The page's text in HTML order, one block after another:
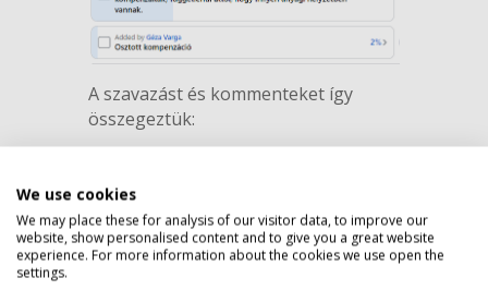
A szavazást és kommenteket így
összegeztük:
igaza lett így, vagy úgy. De talán senki
se gondolta, hogy egy integritás
történet lesz majd belőle.
We use cookies
We may place these for analysis of our visitor data, to improve our
website, show personalised content and to give you a great website
experience. For more information about the cookies we use open the
settings.